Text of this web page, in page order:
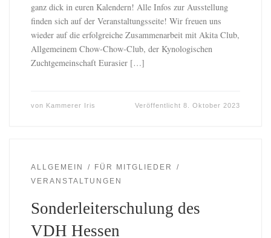
ganz dick in euren Kalendern! Alle Infos zur Ausstellung
finden sich auf der Veranstaltungsseite! Wir freuen uns
wieder auf die erfolgreiche Zusammenarbeit mit Akita Club,
Allgemeinem Chow-Chow-Club, der Kynologischen
Zuchtgemeinschaft Eurasier […]
von Kammerer Iris Veröffentlicht8. Oktober 2023
ALLGEMEIN
FÜR MITGLIEDER
VERANSTALTUNGEN
Sonderleiterschulung des
VDH Hessen